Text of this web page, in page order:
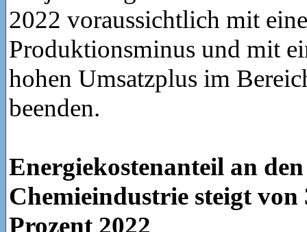
2022 voraussichtlich mit
Produktionsminus und mit
hohen Umsatzplus im
beenden.
Energiekostenanteil an
Chemieindustrie steigt von
Prozent 2022